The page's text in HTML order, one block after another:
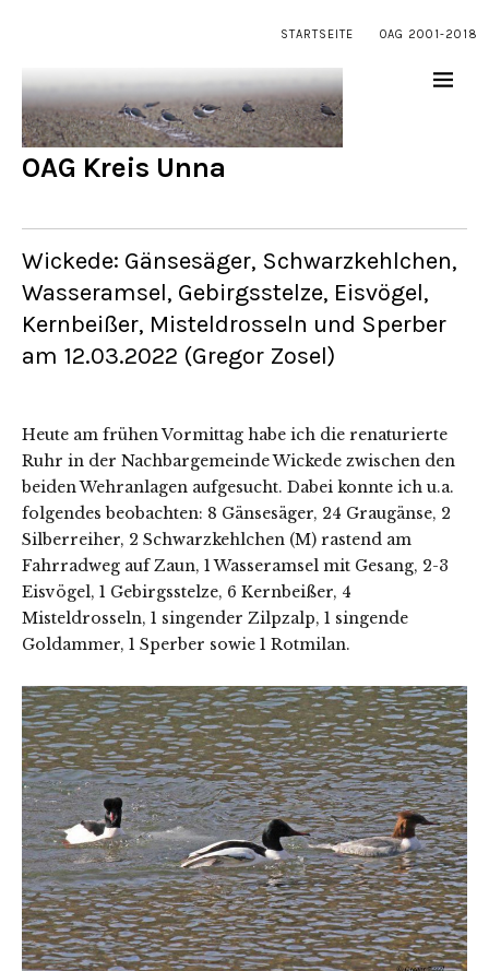
STARTSEITE OAG 2001-2018
OAG Kreis Unna
Wickede: Gänsesäger, Schwarzkehlchen,
Wasseramsel, Gebirgsstelze, Eisvögel,
Kernbeißer, Misteldrosseln und Sperber
am 12.03.2022 (Gregor Zosel)
Heute am frühen Vormittag habe ich die renaturierte
Ruhr in der Nachbargemeinde Wickede zwischen den
beiden Wehranlagen aufgesucht. Dabei konnte ich u.a.
folgendes beobachten: 8 Gänsesäger, 24 Graugänse, 2
Silberreiher, 2 Schwarzkehlchen (M) rastend am
Fahrradweg auf Zaun, 1 Wasseramsel mit Gesang, 2-3
Eisvögel, 1 Gebirgsstelze, 6 Kernbeißer, 4
Misteldrosseln, 1 singender Zilpzalp, 1 singende
Goldammer, 1 Sperber sowie 1 Rotmilan.